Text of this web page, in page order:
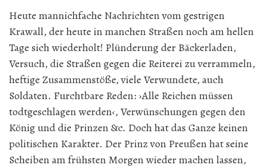
Heute mannichfache Nachrichten vom gestrigen
Krawall, der heute in manchen Straßen noch am hellen
Tage sich wiederholt! Plünderung der Bäckerladen,
Versuch, die Straßen gegen die Reiterei zu verrammeln,
heftige Zusammenstöße, viele Verwundete, auch
Soldaten. Furchtbare Reden: ›Alle Reichen müssen
todtgeschlagen werden‹, Verwünschungen gegen den
König und die Prinzen &c. Doch hat das Ganze keinen
politischen Karakter. Der Prinz von Preußen hat seine
Scheiben am frühsten Morgen wieder machen lassen,